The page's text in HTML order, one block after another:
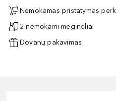
Nemokamas pristatymas
2 nemokami mėginėliai
Dovanų pakavimas